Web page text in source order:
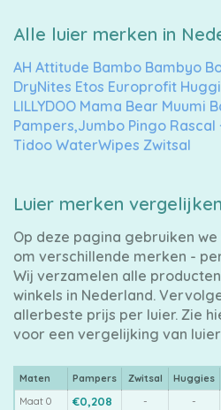
Maten
&
Series
vergelijken
Alle luier merken in
AH Attitude Bambo Bambyo
DryNites Etos Europrofit
LILLYDOO Mama Bear Muumi
Pampers,Jumbo Pingo Rascal
Tidoo WaterWipes Zwitsal
Luier merken vergelijken
Op deze pagina gebruiken
om verschillende merken -
Wij verzamelen alle
winkels in Nederland.
allerbeste prijs per luier. Zie
voor een vergelijking van
Maten Pampers Zwitsal Huggies
Maat 0
€0,208 - -